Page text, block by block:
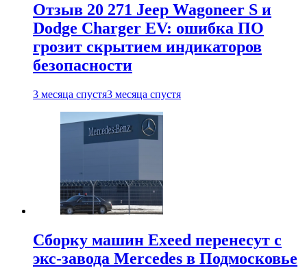
Отзыв 20 271 Jeep Wagoneer S и
Dodge Charger EV: ошибка ПО
грозит скрытием индикаторов
безопасности
3 месяца спустя3 месяца спустя
Сборку машин Exeed перенесут с
экс-завода Mercedes в Подмосковье